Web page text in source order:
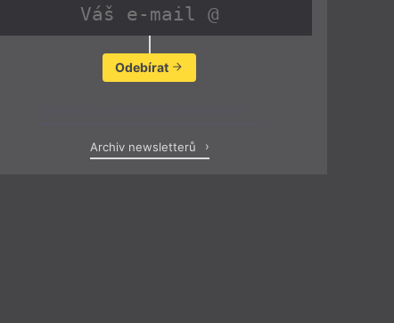
Odebírat
Archiv newsletterů